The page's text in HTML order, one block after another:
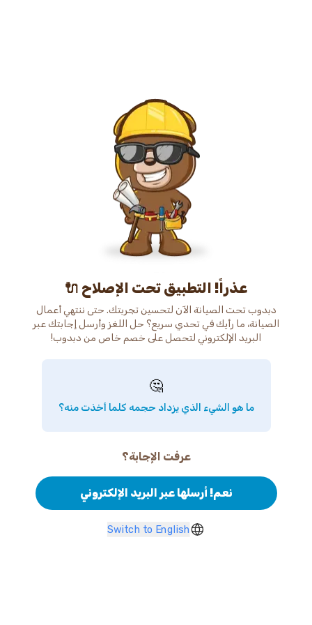
عذراً! التطبيق تحت الإصلاح 🔌
دبدوب تحت الصيانة الآن لتحسين تجربتك. حتى ننتهي أعمال
الصيانة، ما رأيك في تحدي سريع؟ حل اللغز وأرسل إجابتك عبر
البريد الإلكتروني لتحصل على خصم خاص من دبدوب!
🤔
ما هو الشيء الذي يزداد حجمه كلما أخذت منه؟
عرفت الإجابة؟
نعم! أرسلها عبر البريد الإلكتروني
Switch to English